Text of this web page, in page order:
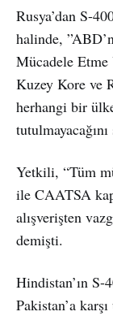
Rusya’dan S-
halinde,
Mücadele Etme
Kuzey Kore ve
herhangi bir
Yetkili, “Tüm
ile CAATSA
alışverişten
demişti.
Hindistan’ın
Pakistan’a